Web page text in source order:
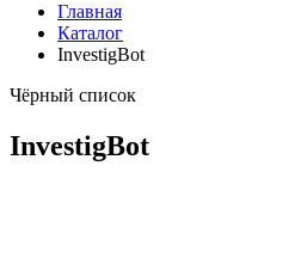
Главная
Каталог
InvestigBot
Чёрный список
InvestigBot